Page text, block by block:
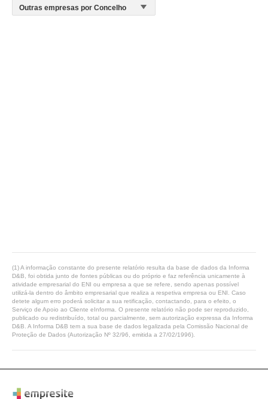
(1) A informação constante do presente relatório resulta da base de dados da Informa
D&B, foi obtida junto de fontes públicas ou do próprio e faz referência unicamente à
atividade empresarial do ENI ou empresa a que se refere, sendo apenas possível
utilizá-la dentro do âmbito empresarial que realiza a respetiva empresa ou ENI. Caso
detete algum erro poderá solicitar a sua retificação, contactando, para o efeito, o
Serviço de Apoio ao Cliente eInforma. O presente relatório não pode ser reproduzido,
publicado ou redistribuído, total ou parcialmente, sem autorização expressa da Informa
D&B. A Informa D&B tem a sua base de dados legalizada pela Comissão Nacional de
Proteção de Dados (Autorização Nº 32/96, emitida a 27/02/1996).